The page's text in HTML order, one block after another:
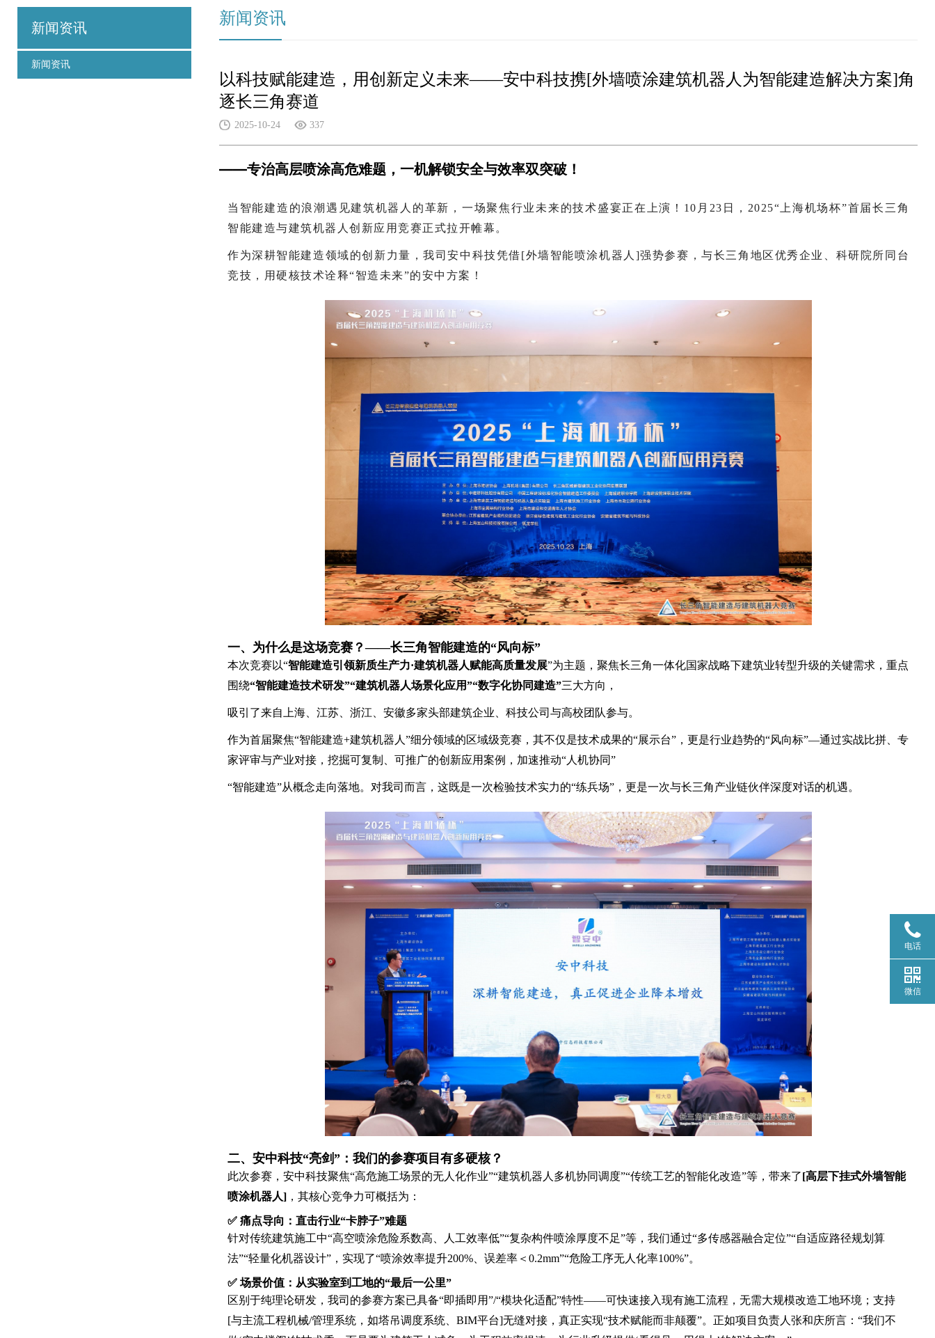
新闻资讯
新闻资讯
新闻资讯
以科技赋能建造，用创新定义未来——安中科技携[外墙喷涂建筑机器人为智能建造解决方案]角
逐长三角赛道
2025-10-24 337
——专治高层喷涂高危难题，一机解锁安全与效率双突破！
当智能建造的浪潮遇见建筑机器人的革新，一场聚焦行业未来的技术盛宴正在上演！10月23日，2025“上海机场杯”首届长三角
智能建造与建筑机器人创新应用竞赛正式拉开帷幕。
作为深耕智能建造领域的创新力量，我司安中科技凭借[外墙智能喷涂机器人]强势参赛，与长三角地区优秀企业、科研院所同台
竞技，用硬核技术诠释“智造未来”的安中方案！
一、为什么是这场竞赛？——长三角智能建造的“风向标”
本次竞赛以“智能建造引领新质生产力·建筑机器人赋能高质量发展”为主题，聚焦长三角一体化国家战略下建筑业转型升级的关键需求，重点
围绕“智能建造技术研发”“建筑机器人场景化应用”“数字化协同建造”三大方向，
吸引了来自上海、江苏、浙江、安徽多家头部建筑企业、科技公司与高校团队参与。
作为首届聚焦“智能建造+建筑机器人”细分领域的区域级竞赛，其不仅是技术成果的“展示台”，更是行业趋势的“风向标”—通过实战比拼、专
家评审与产业对接，挖掘可复制、可推广的创新应用案例，加速推动“人机协同”
“智能建造”从概念走向落地。对我司而言，这既是一次检验技术实力的“练兵场”，更是一次与长三角产业链伙伴深度对话的机遇。
二、安中科技“亮剑”：我们的参赛项目有多硬核？
此次参赛，安中科技聚焦“高危施工场景的无人化作业”“建筑机器人多机协同调度”“传统工艺的智能化改造”等，带来了[高层下挂式外墙智能
喷涂机器人] ，其核心竞争力可概括为：
✅ 痛点导向：直击行业“卡脖子”难题
针对传统建筑施工中“高空喷涂危险系数高、人工效率低”“复杂构件喷涂厚度不足”等，我们通过“多传感器融合定位”“自适应路径规划算
法”“轻量化机器设计”，实现了“喷涂效率提升200%、误差率＜0.2mm”“危险工序无人化率100%”。
✅ 场景价值：从实验室到工地的“最后一公里”
区别于纯理论研发，我司的参赛方案已具备“即插即用”/“模块化适配”特性——可快速接入现有施工流程，无需大规模改造工地环境；支持
[与主流工程机械/管理系统，如塔吊调度系统、BIM平台]无缝对接，真正实现“技术赋能而非颠覆”。正如项目负责人张和庆所言：“我们不
电话
微信